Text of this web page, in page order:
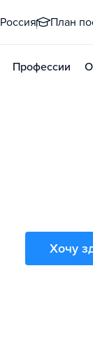
Россия План
Профессии
Хочу